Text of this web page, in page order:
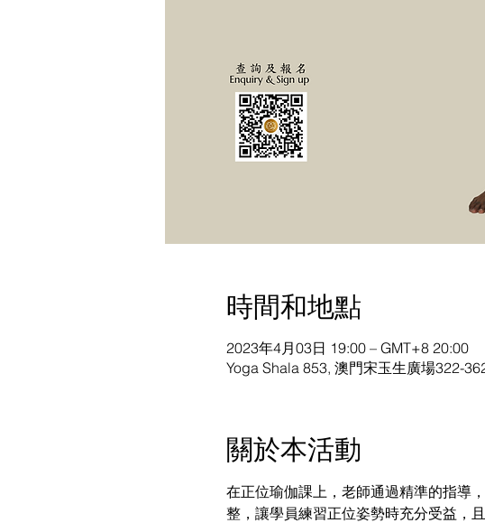
時間和地點
2023年4月03日 19:00 – GMT+8 20:00
Yoga Shala 853, 澳門宋玉生廣場322-
關於本活動
在正位瑜伽課上，老師通過精準的指導
整，讓學員練習正位姿勢時充分受益，且